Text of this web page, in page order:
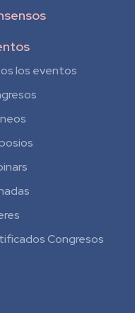
los eventos
Congresos